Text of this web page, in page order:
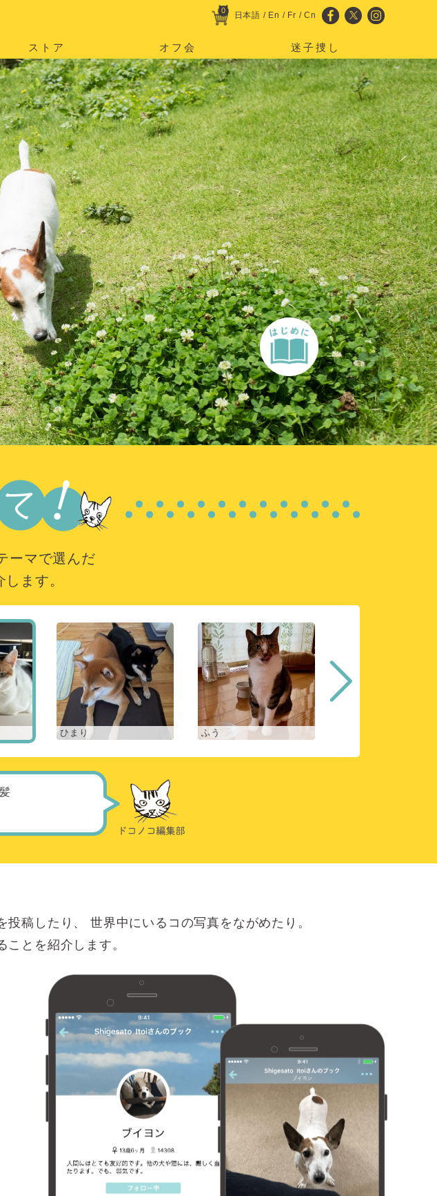
0 日本語 / En / Fr /Cn
ストア オフ会 迷子捜し
ーマで選んだ
ます。
ひまり ふう
投稿したり、
世界中にいるコの写真をながめたり。
ことを紹介します。